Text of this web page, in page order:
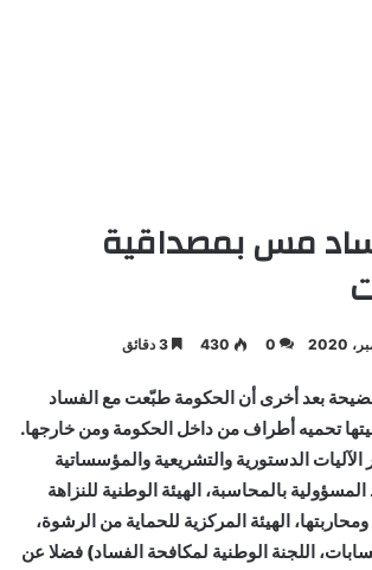
مس بمصداقية
0
430
بعد أخرى أن الحكومة طبّعت مع الفساد
تحميه أطراف من داخل الحكومة ومن خارجها.
الدستورية والتشريعية والمؤسساتية
بالمحاسبة، الهيئة الوطنية للنزاهة
الهيئة المركزية للحماية من الرشوة،
اللجنة الوطنية لمكافحة الفساد) فضلا عن